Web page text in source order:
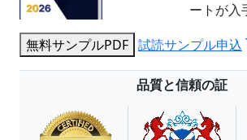
ートが入
無料サンプルPDF 試読サンプル申込
品質と信頼の証